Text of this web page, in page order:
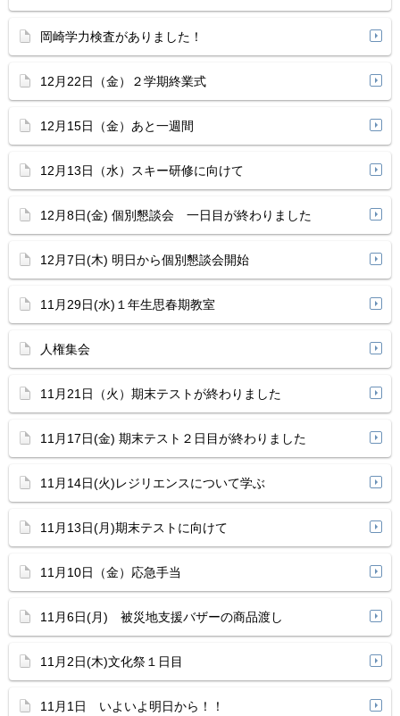
岡崎学力検査がありました！
12月22日（金）２学期終業式
12月15日（金）あと一週間
12月13日（水）スキー研修に向けて
12月8日(金) 個別懇談会 一日目が終わりました
12月7日(木) 明日から個別懇談会開始
11月29日(水)１年生思春期教室
人権集会
11月21日（火）期末テストが終わりました
11月17日(金) 期末テスト２日目が終わりました
11月14日(火)レジリエンスについて学ぶ
11月13日(月)期末テストに向けて
11月10日（金）応急手当
11月6日(月) 被災地支援バザーの商品渡し
11月2日(木)文化祭１日目
11月1日 いよいよ明日から！！